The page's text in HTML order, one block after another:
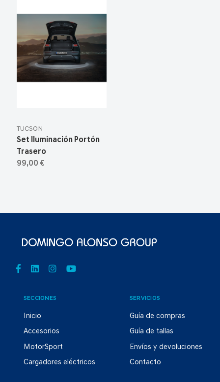
TUCSON
Set Iluminación Portón
Trasero
99,00 €
SECCIONES
Inicio
Accesorios
MotorSport
Cargadores eléctricos
SERVICIOS
Guía de compras
Guía de tallas
Envíos y devoluciones
Contacto